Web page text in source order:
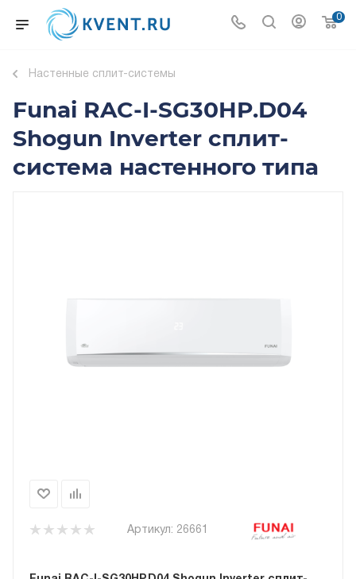
0
Настенные сплит-системы
Funai RAC-I-SG30HP.D04
Shogun Inverter сплит-
система настенного типа
Артикул: 26661